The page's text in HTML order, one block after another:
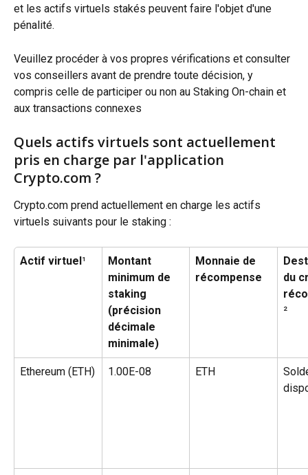
et les actifs virtuels stakés peuvent faire l'objet d'une
pénalité.
Veuillez procéder à vos propres vérifications et consulter
vos conseillers avant de prendre toute décision, y
compris celle de participer ou non au Staking On-chain et
aux transactions connexes
Quels actifs virtuels sont actuellement
pris en charge par l'application
Crypto.com ?
Crypto.com prend actuellement en charge les actifs
virtuels suivants pour le staking :
Actif virtuel¹
Montant
minimum de
staking
(précision
décimale
minimale)
Monnaie de
récompense
du
²
Ethereum (ETH) 1.00E-08 ETH